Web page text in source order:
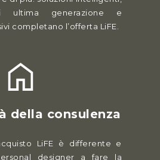
ultima generazione e
completano l’offerta LiFE.
della consulenza
LiFE è differente e
designer a fare la